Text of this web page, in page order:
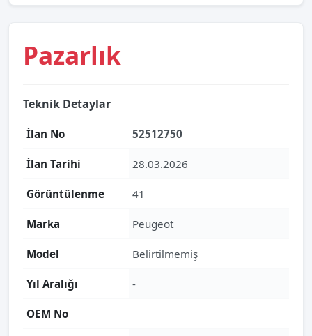
Pazarlık
Teknik Detaylar
İlan No 52512750
İlan Tarihi 28.03.2026
Görüntülenme 41
Marka Peugeot
Model Belirtilmemiş
Yıl Aralığı -
OEM No